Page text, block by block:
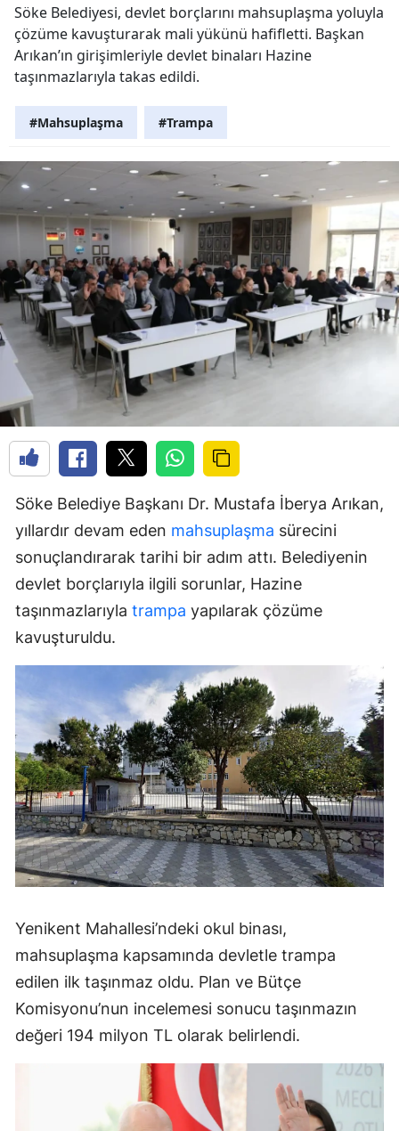
Söke Belediyesi, devlet borçlarını mahsuplaşma yoluyla
çözüme kavuşturarak mali yükünü hafifletti. Başkan
Arıkan’ın girişimleriyle devlet binaları Hazine
taşınmazlarıyla takas edildi.
#Mahsuplaşma #Trampa
Söke Belediye Başkanı Dr. Mustafa İberya Arıkan,
yıllardır devam eden mahsuplaşma sürecini
sonuçlandırarak tarihi bir adım attı. Belediyenin
devlet borçlarıyla ilgili sorunlar, Hazine
taşınmazlarıyla trampa yapılarak çözüme
kavuşturuldu.
Yenikent Mahallesi’ndeki okul binası,
mahsuplaşma kapsamında devletle trampa
edilen ilk taşınmaz oldu. Plan ve Bütçe
Komisyonu’nun incelemesi sonucu taşınmazın
değeri 194 milyon TL olarak belirlendi.